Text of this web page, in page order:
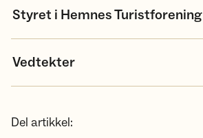
Styret i Hemnes Turistforening
Vedtekter
Del artikkel: